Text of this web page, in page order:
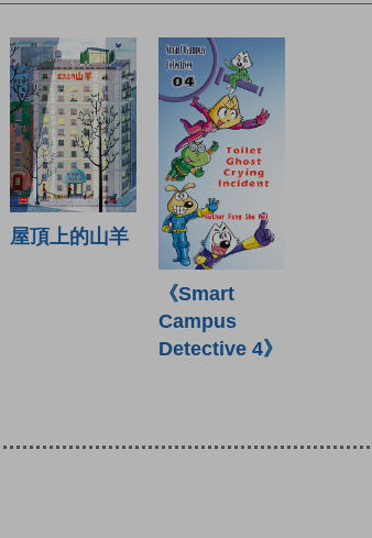
屋頂上的山羊
《Smart
Campus
Detective 4》